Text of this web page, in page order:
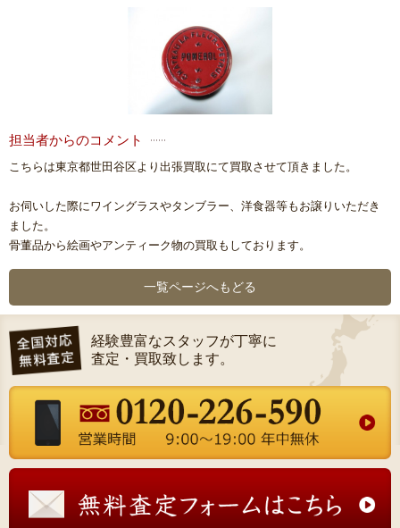
担当者からのコメント
こちらは東京都世田谷区より出張買取にて買取させて頂きました。
お伺いした際にワイングラスやタンブラー、洋食器等もお譲りいただき
ました。
骨董品から絵画やアンティーク物の買取もしております。
一覧ページへもどる
経験豊富なスタッフが丁寧に
査定・買取致します。